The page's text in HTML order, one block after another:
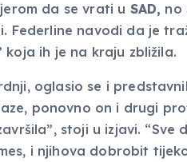
da se vrati u SAD, no
Federline navodi da je
ih je na kraju zbližila.
oglasio se i
ponovno on i drugi
stoji u izjavi. “Sve
i njihova dobrobit